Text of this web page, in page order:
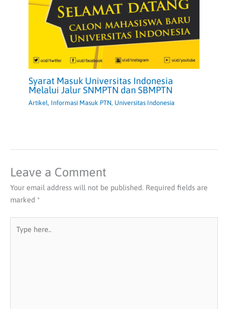
Syarat Masuk Universitas Indonesia
Melalui Jalur SNMPTN dan SBMPTN
Artikel, Informasi Masuk PTN, Universitas Indonesia
Leave a Comment
Your email address will not be published. Required fields are
marked *
here..